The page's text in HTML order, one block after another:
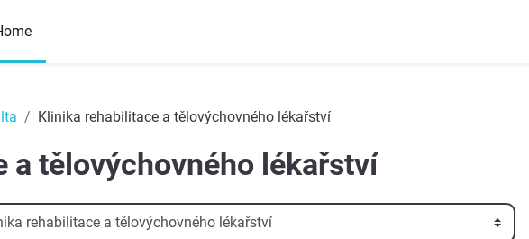
Klinika rehabilitace a tělovýchovného lékařství
a tělovýchovného lékařství